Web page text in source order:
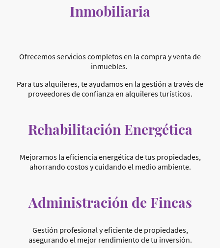
Inmobiliaria
Ofrecemos servicios completos en la compra y venta de
inmuebles.
Para tus alquileres, te ayudamos en la gestión a través de
proveedores de confianza en alquileres turísticos.
Rehabilitación Energética
Mejoramos la eficiencia energética de tus propiedades,
ahorrando costos y cuidando el medio ambiente.
Administración de Fincas
Gestión profesional y eficiente de propiedades,
asegurando el mejor rendimiento de tu inversión.